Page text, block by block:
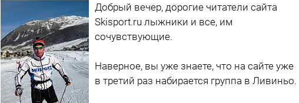
Добрый вечер, дорогие читатели сайта
Skisport.ru лыжники и все, им
сочувствующие.
Наверное, вы уже знаете, что на сайте уже
в третий раз набирается группа в Ливиньо.